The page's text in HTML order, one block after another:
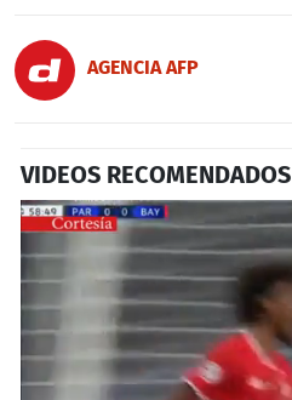
AGENCIA AFP
VIDEOS RECOMENDADOS